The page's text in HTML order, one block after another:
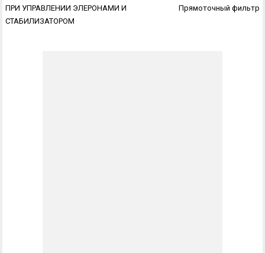
Навигация
по
ПРИ УПРАВЛЕНИИ ЭЛЕРОНАМИ И
СТАБИЛИЗАТОРОМ
Прямоточный фильтр